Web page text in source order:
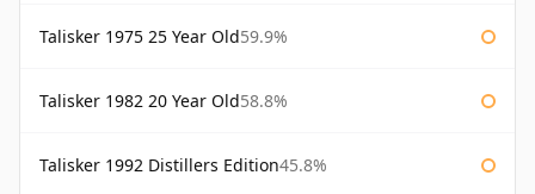
Talisker 1975 25 Year Old59.9%
Talisker 1982 20 Year Old58.8%
Talisker 1992 Distillers Edition45.8%